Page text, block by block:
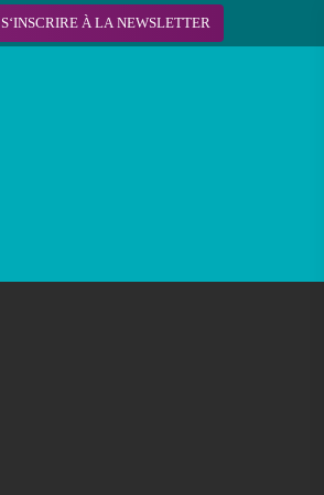
S‘INSCRIRE À LA NEWSLETTER